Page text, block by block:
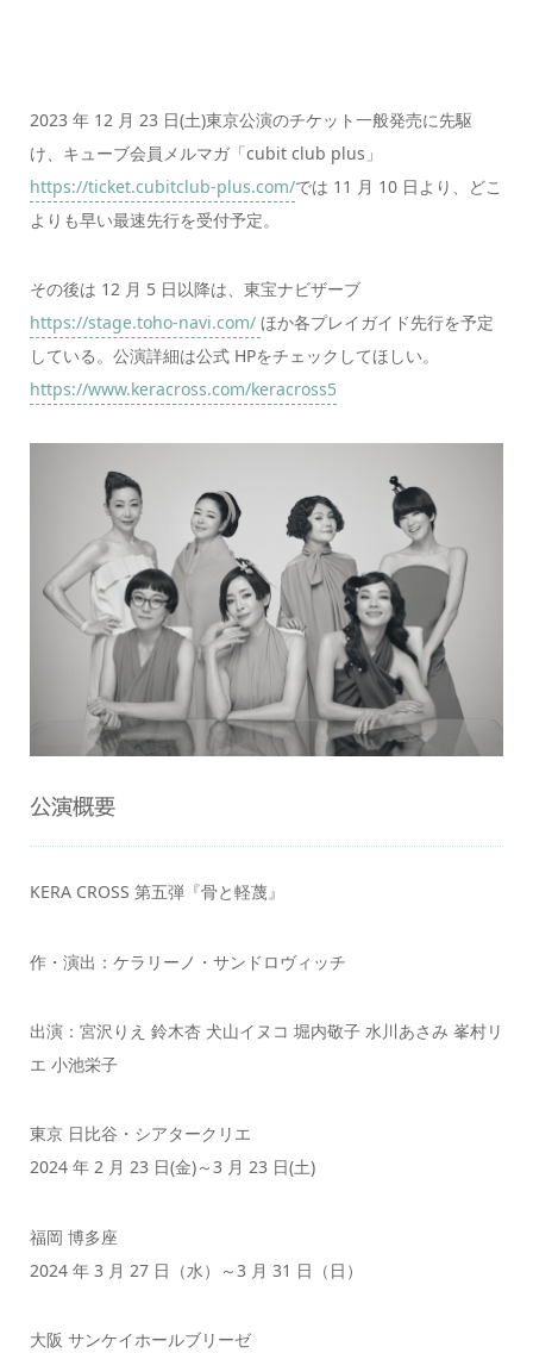
2023 年 12 月 23 日(土)東京公演のチケット一般発売に先駆
け、キューブ会員メルマガ「cubit club plus」
https://ticket.cubitclub-plus.com/では 11 月 10 日より、どこ
よりも早い最速先行を受付予定。
その後は 12 月 5 日以降は、東宝ナビザーブ
https://stage.toho-navi.com/ ほか各プレイガイド先行を予定
している。公演詳細は公式 HPをチェックしてほしい。
https://www.keracross.com/keracross5
公演概要
KERA CROSS 第五弾『骨と軽蔑』
作・演出：ケラリーノ・サンドロヴィッチ
出演：宮沢りえ 鈴木杏 犬山イヌコ 堀内敬子 水川あさみ 峯村リ
エ 小池栄子
東京 日比谷・シアタークリエ
2024 年 2 月 23 日(金)～3 月 23 日(土)
福岡 博多座
2024 年 3 月 27 日（水）～3 月 31 日（日）
大阪 サンケイホールブリーゼ